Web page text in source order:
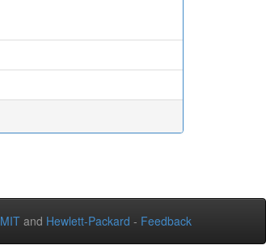
MIT and Hewlett-Packard - Feedback